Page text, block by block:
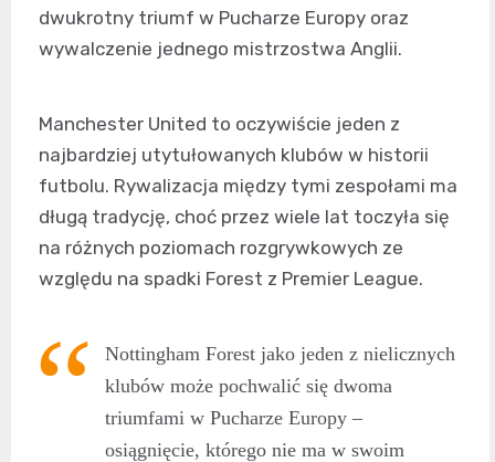
dwukrotny triumf w Pucharze Europy oraz
wywalczenie jednego mistrzostwa Anglii.
Manchester United to oczywiście jeden z
najbardziej utytułowanych klubów w historii
futbolu. Rywalizacja między tymi zespołami ma
długą tradycję, choć przez wiele lat toczyła się
na różnych poziomach rozgrywkowych ze
względu na spadki Forest z Premier League.
Nottingham Forest jako jeden z nielicznych
klubów może pochwalić się dwoma
triumfami w Pucharze Europy –
osiągnięcie, którego nie ma w swoim